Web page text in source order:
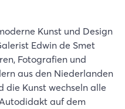
Kunst und Design
Edwin de Smet
Fotografien und
aus den Niederlanden
die Kunst wechseln alle
auf dem